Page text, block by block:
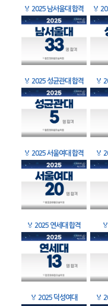
🏅 2025 남서울대 합격 🏅
🏅 2025 성균관대 합격 🏅
🏅 2025 서울여대 합격 🏅
🏅 2025 연세대 합격 🏅
🏅 2025 덕성여대 🏅